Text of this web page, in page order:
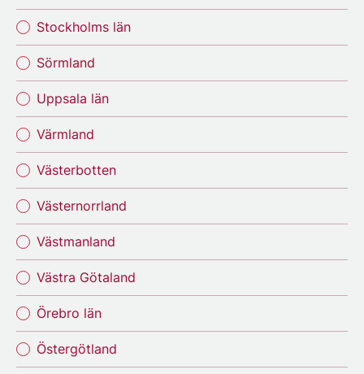
Stockholms län
Sörmland
Uppsala län
Värmland
Västerbotten
Västernorrland
Västmanland
Västra Götaland
Örebro län
Östergötland